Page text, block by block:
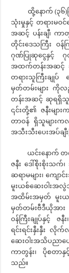
ထို့နောက် (၃၆)ကြိ
သုံးမှုနှင့် တရားမ
အဆင့် ပန်းချီ၊ ကာ
တိုင်းဒေသကြီး ဝန်က
ဂုဏ်ပြုဆုငွေနှင့် ဂု
အထက်တန်းအဆင့် ဆု
တရားသူကြီးချုပ်
မှတ်တမ်းများ ကို
တန်းအဆင့် ဆုရရှိသူမ
၎င်းတို့၏ ဇနီးမျာ
တာဝန် ရှိသူများက
အသီးသီးပေးအပ်ချီ
ယင်းနောက် တက်
ဇနီး ဒေါ်စိုးစိုးသက်
ဆရာမများ၊ ကျေ
မူးယစ်ဆေးဝါးအ
အထိမ်းအမှတ် မူးယ
မှတ်တမ်းဗီဒီယိုအာ
ဝန်ကြီးချုပ်နှင့် ဇနီ
ရင်းရင်းနှီးနှီး လိုက်
ဆေးဝါးအသိပညာပေး
ကာတွန်း၊ ပိုစတာ
သည်။